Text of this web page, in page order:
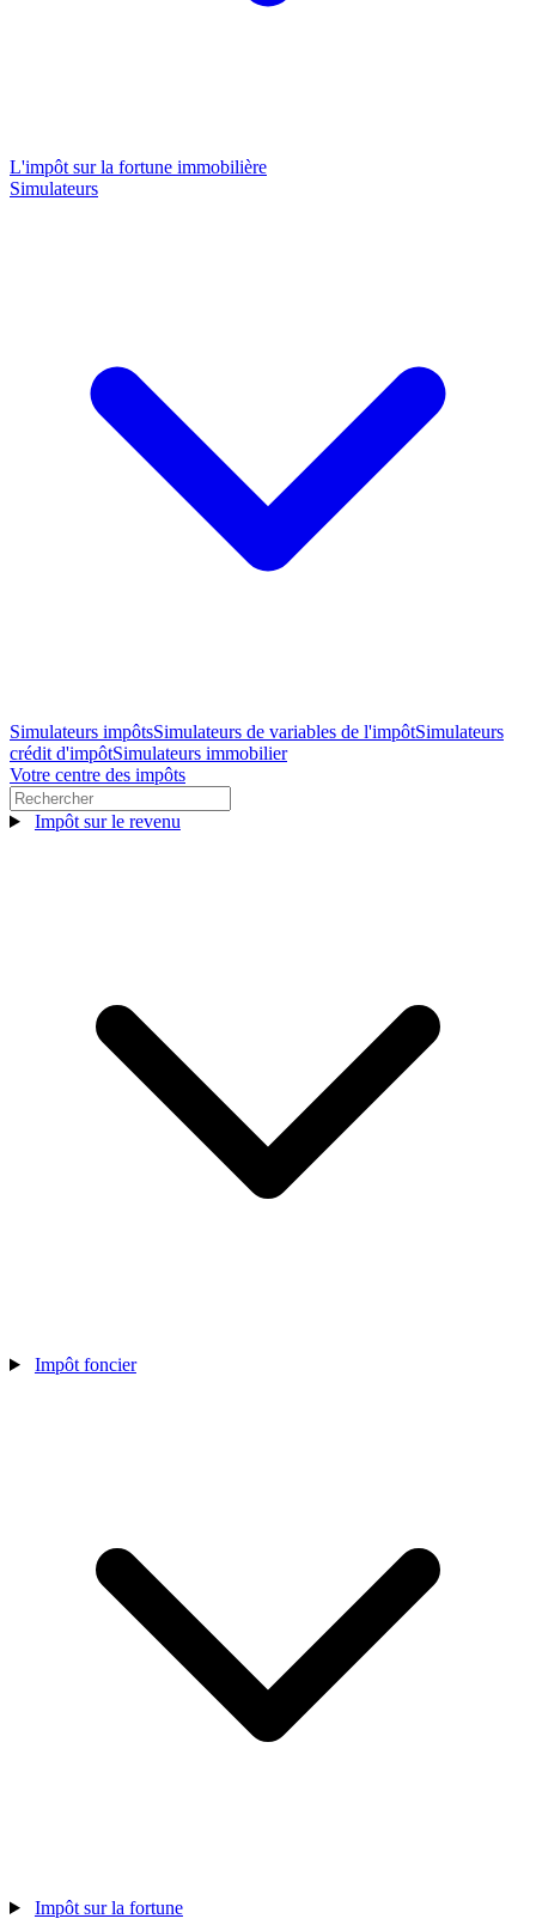
L'impôt sur la fortune immobilière
Simulateurs
Simulateurs impôtsSimulateurs de variables de l'impôtSimulateurs
crédit d'impôtSimulateurs immobilier
Votre centre des impôts
Impôt sur le revenu
Impôt foncier
Impôt sur la fortune